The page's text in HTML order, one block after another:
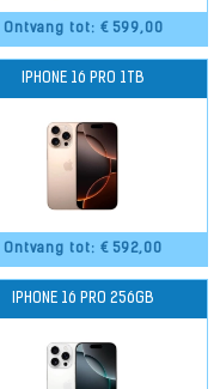
Ontvang tot: € 599,00
Ontvang tot: € 592,00
IPHONE 16 PRO 1TB
IPHONE 16 PRO 256GB